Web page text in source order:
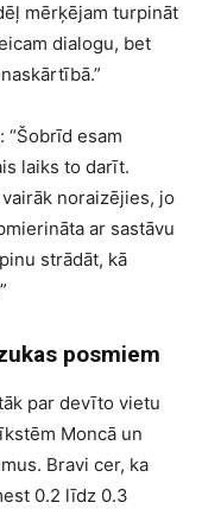
mērķējam turpināt
dialogu, bet
“Šobrīd esam
laiks to darīt.
noraizējies, jo
ar sastāvu
strādāt, kā
posmiem
par devīto vietu
Moncā un
Bravi cer, ka
0.2 līdz 0.3